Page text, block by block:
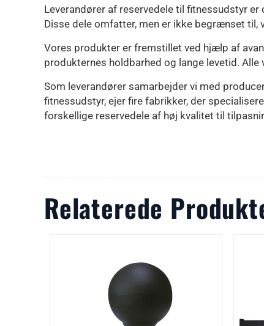
Leverandører af reservedele til fitnessudstyr
Disse dele omfatter, men er ikke begrænset
Vores produkter er fremstillet ved hjælp af
produkternes holdbarhed og lange levetid.
Som leverandører samarbejder vi med
fitnessudstyr, ejer fire fabrikker, der
forskellige reservedele af høj kvalitet til
Relaterede